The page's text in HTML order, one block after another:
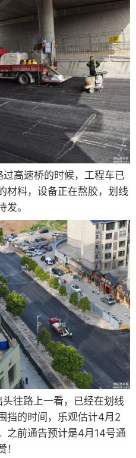
高速桥的时候，工程车已
材料，设备正在熬胶，划线
。
往路上一看，已经在划线
挡的时间，乐观估计4月2
之前通告预计是4月14号通